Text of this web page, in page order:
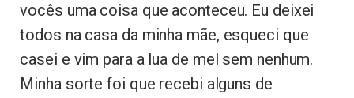
vocês uma coisa que aconteceu. Eu deixei
todos na casa da minha mãe, esqueci que
casei e vim para a lua de mel sem nenhum.
Minha sorte foi que recebi alguns de